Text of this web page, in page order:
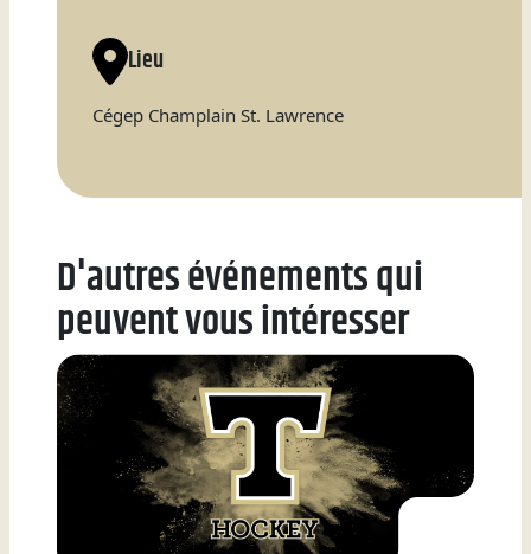
Badminton
Flag
Football
Lieu
Cégep Champlain St. Lawrence
D'autres événements qui
peuvent vous intéresser